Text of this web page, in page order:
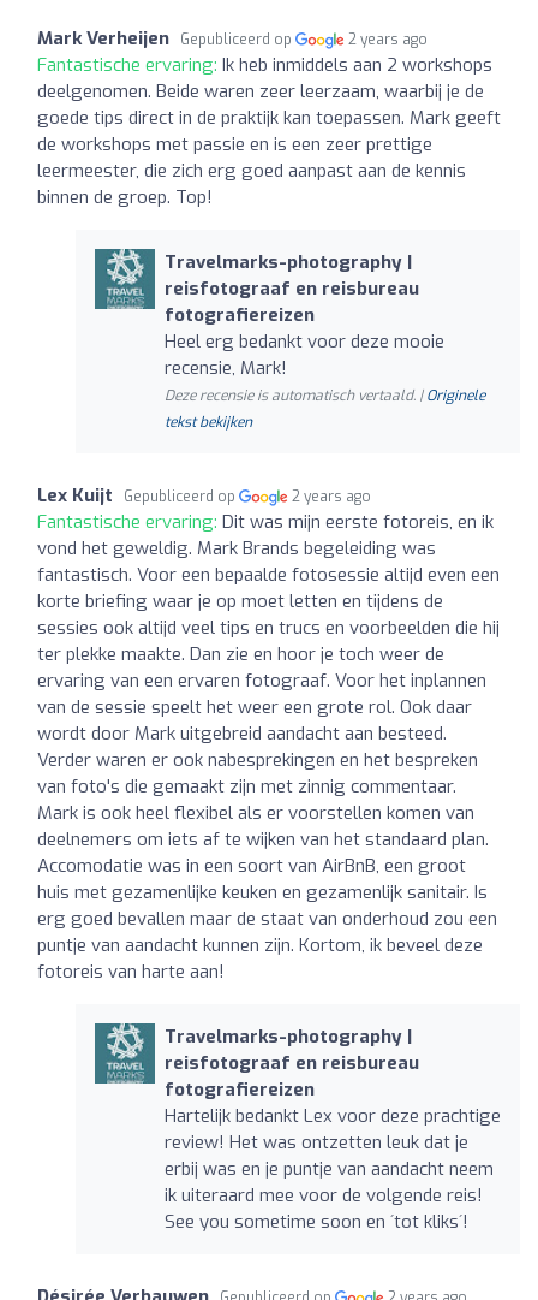
Mark Verheijen Gepubliceerd op 2 years ago
Fantastische ervaring: Ik heb inmiddels aan 2 workshops
deelgenomen. Beide waren zeer leerzaam, waarbij je de
goede tips direct in de praktijk kan toepassen. Mark geeft
de workshops met passie en is een zeer prettige
leermeester, die zich erg goed aanpast aan de kennis
binnen de groep. Top!
Travelmarks-photography |
reisfotograaf en reisbureau
fotografiereizen
Heel erg bedankt voor deze mooie
recensie, Mark!
Deze recensie is automatisch vertaald. |Originele
tekst bekijken
Lex Kuijt Gepubliceerd op 2 years ago
Fantastische ervaring: Dit was mijn eerste fotoreis, en ik
vond het geweldig. Mark Brands begeleiding was
fantastisch. Voor een bepaalde fotosessie altijd even een
korte briefing waar je op moet letten en tijdens de
sessies ook altijd veel tips en trucs en voorbeelden die hij
ter plekke maakte. Dan zie en hoor je toch weer de
ervaring van een ervaren fotograaf. Voor het inplannen
van de sessie speelt het weer een grote rol. Ook daar
wordt door Mark uitgebreid aandacht aan besteed.
Verder waren er ook nabesprekingen en het bespreken
van foto's die gemaakt zijn met zinnig commentaar.
Mark is ook heel flexibel als er voorstellen komen van
deelnemers om iets af te wijken van het standaard plan.
Accomodatie was in een soort van AirBnB, een groot
huis met gezamenlijke keuken en gezamenlijk sanitair. Is
erg goed bevallen maar de staat van onderhoud zou een
puntje van aandacht kunnen zijn. Kortom, ik beveel deze
fotoreis van harte aan!
Travelmarks-photography |
reisfotograaf en reisbureau
fotografiereizen
Hartelijk bedankt Lex voor deze prachtige
review! Het was ontzetten leuk dat je
erbij was en je puntje van aandacht neem
ik uiteraard mee voor de volgende reis!
See you sometime soon en ´tot kliks´!